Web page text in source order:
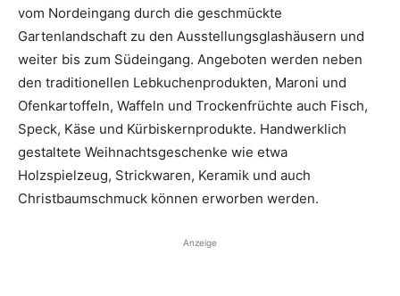
vom Nordeingang durch die geschmückte
Gartenlandschaft zu den Ausstellungsglashäusern und
weiter bis zum Südeingang. Angeboten werden neben
den traditionellen Lebkuchenprodukten, Maroni und
Ofenkartoffeln, Waffeln und Trockenfrüchte auch Fisch,
Speck, Käse und Kürbiskernprodukte. Handwerklich
gestaltete Weihnachtsgeschenke wie etwa
Holzspielzeug, Strickwaren, Keramik und auch
Christbaumschmuck können erworben werden.
Anzeige